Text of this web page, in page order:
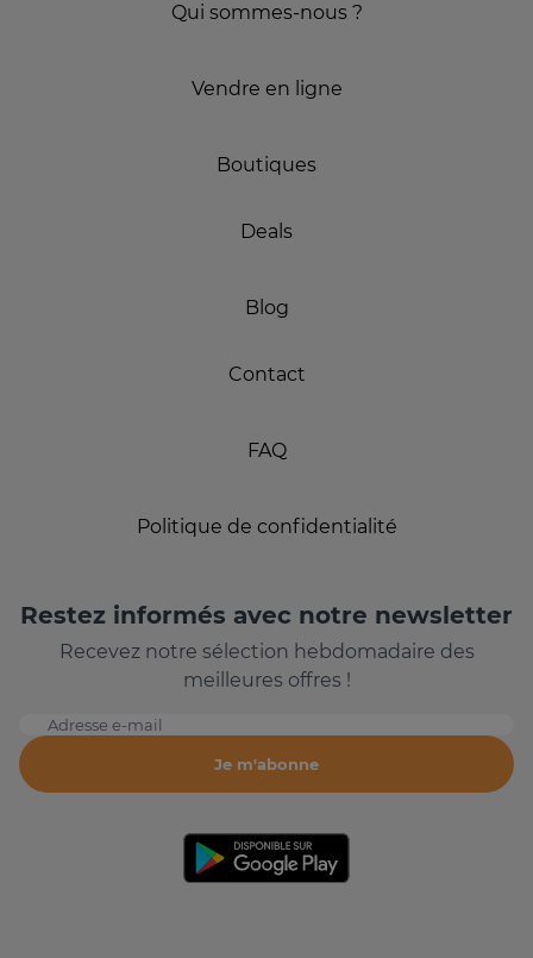
Qui sommes-nous ?
Vendre en ligne
Boutiques
Deals
Blog
Contact
FAQ
Politique de confidentialité
Restez informés avec notre newsletter
Recevez notre sélection hebdomadaire des
meilleures offres !
Adresse e-mail
Je m'abonne